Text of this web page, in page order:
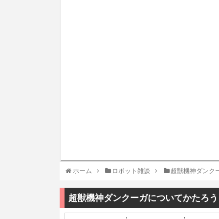
ホーム ロボット雑談 超獣機神ダンク
超獣機神ダンクーガについてかたろ